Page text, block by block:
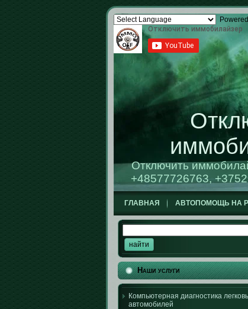
Отключить
+48577726763,
ГЛАВНАЯ АВТОПОМОЩЬ НА
Наши услуги
Компьютерная диагностика
автомобилей